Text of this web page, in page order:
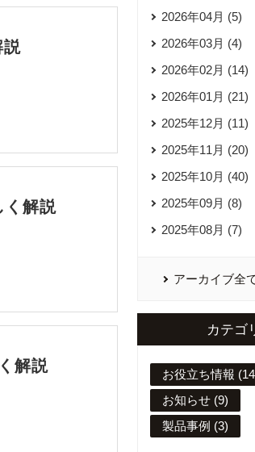
説
く解説
解説
2026年04月 (5)
2026年03月 (4)
2026年02月 (14)
2026年01月 (21)
2025年12月 (11)
2025年11月 (20)
2025年10月 (40)
2025年09月 (8)
2025年08月 (7)
アーカイブ全
カテゴ
お役立ち情報
お知らせ (9)
製品事例 (3)